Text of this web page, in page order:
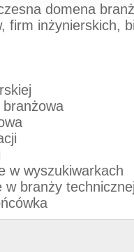
domena
firm inżynierskich,
branżowa
w wyszukiwarkach
w branży